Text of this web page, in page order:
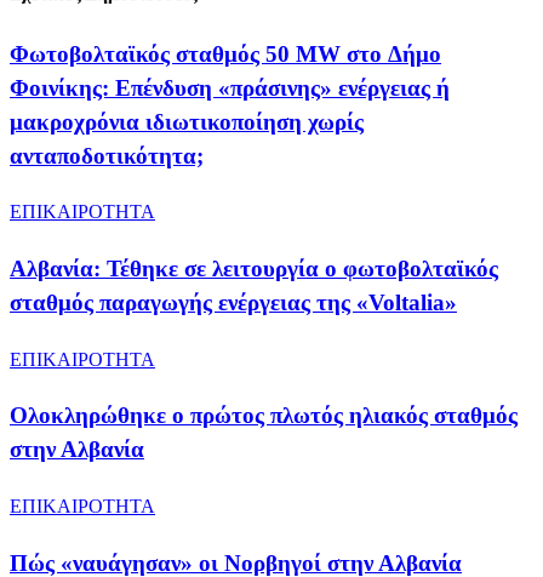
Φωτοβολταϊκός σταθμός 50 MW στo Δήμο
Φοινίκης: Επένδυση «πράσινης» ενέργειας ή
μακροχρόνια ιδιωτικοποίηση χωρίς
ανταποδοτικότητα;
ΕΠΙΚΑΙΡΟΤΗΤΑ
Αλβανία: Τέθηκε σε λειτουργία ο φωτοβολταϊκός
σταθμός παραγωγής ενέργειας της «Voltalia»
ΕΠΙΚΑΙΡΟΤΗΤΑ
Oλοκληρώθηκε ο πρώτος πλωτός ηλιακός σταθμός
στην Αλβανία
ΕΠΙΚΑΙΡΟΤΗΤΑ
Πώς «ναυάγησαν» οι Νορβηγοί στην Αλβανία